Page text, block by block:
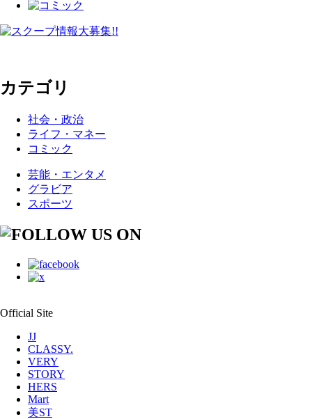
カテゴリ
社会・政治
ライフ・マネー
コミック
芸能・エンタメ
グラビア
スポーツ
Official Site
JJ
CLASSY.
VERY
STORY
HERS
Mart
美ST